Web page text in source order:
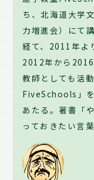
ち、北海道大学
力増進会）にて
経て、2011年よ
2012年から
教師としても活
FiveSchools」
あたる。著書「
っておきたい言